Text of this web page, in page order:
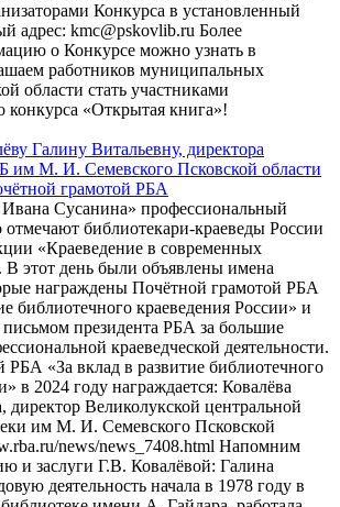
Конкурса в установленный
адрес: kmc@pskovlib.ru Более
о Конкурсе можно узнать в
работников муниципальных
области стать участниками
конкурса «Открытая книга»!
Галину Витальевну, директора
им М. И. Семевского Псковской области
грамотой РБА
Сусанина» профессиональный
отмечают библиотекари-краеведы России
«Краеведение в современных
этот день были объявлены имена
награждены Почётной грамотой РБА
библиотечного краеведения России» и
президента РБА за большие
краеведческой деятельности.
РБА «За вклад в развитие библиотечного
в 2024 году награждается: Ковалёва
директор Великолукской центральной
им М. И. Семевского Псковской
news/news_7408.html Напомним
и заслуги Г.В. Ковалёвой: Галина
деятельность начала в 1978 году в